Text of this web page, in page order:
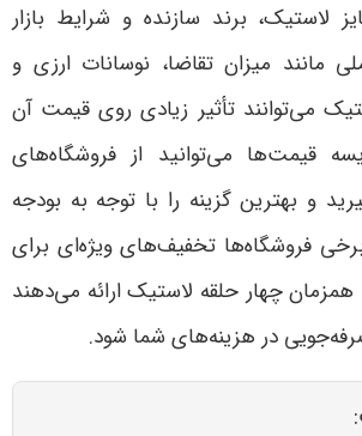
لاستیک، برند سازنده و شرایط بازار
مانند میزان تقاضا، نوسانات ارزی و
می‌توانند تأثیر زیادی روی قیمت آن
قیمت‌ها می‌توانید از فروشگاه‌های
و بهترین گزینه را با توجه به بودجه
فروشگاه‌ها تخفیف‌های ویژه‌ای برای
چهار حلقه لاستیک ارائه می‌دهند
در هزینه‌های شما شود.